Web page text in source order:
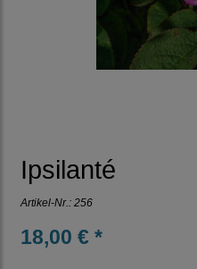
Ipsilanté
Artikel-Nr.: 256
18,00 € *